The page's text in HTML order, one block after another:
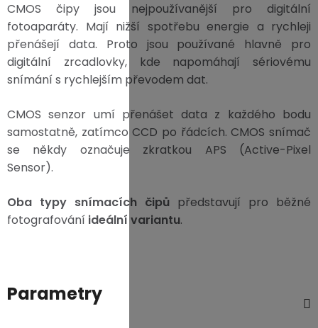
CMOS čipy jsou nejpoužívanější pro digitální
fotoaparáty. Mají nižší spotřebu energie a rychleji
přenášejí data. Proto jsou používané hlavně pro
digitální zrcadlovky, kde napomáhají sériovému
snímání s rychlejším převodem dat.
CMOS senzor umí přenášet data z každého bodu
samostatně, zatímco CCD po řádcích. CMOS snímač
se někdy označuje zkratkou APS (Active-Pixel
Sensor).
Oba typy snímacích čipů představují pro běžné
fotografování ideální variantu.
Parametry